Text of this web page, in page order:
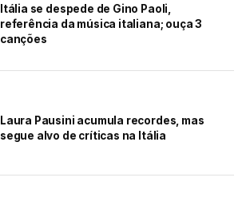
Itália se despede de Gino Paoli,
referência da música italiana; ouça 3
canções
Laura Pausini acumula recordes, mas
segue alvo de críticas na Itália